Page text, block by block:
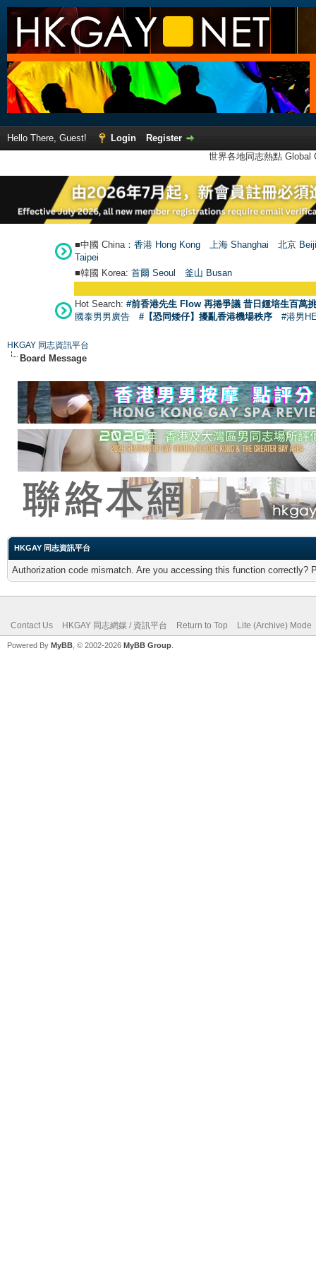
Hello There, Guest! Login
Register
世界各地同志熱點
■中國 China： 香港 Hong Kong 上海 Shanghai
北京
Taipei
■韓國 Korea: 首爾 Seoul 釜山 Busan
Hot Search: #前香港先生 Flow 再捲爭議 昔日鍾培生百萬
國泰男男廣告
#【恐同矮仔】擾亂香港機場秩序 #港男
HKGAY 同志資訊平台
Board Message
HKGAY 同志資訊平台
Authorization code mismatch. Are you accessing this function correctly?
Contact Us HKGAY 同志網媒 / 資訊平台 Return to Top Lite (Archive) Mode
Powered By MyBB , © 2002-2026 MyBB Group